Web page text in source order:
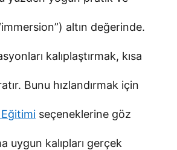
altın değerinde.
kalıplaştırmak, kısa
Bunu hızlandırmak için
Eğitimi seçeneklerine göz
uygun kalıpları gerçek